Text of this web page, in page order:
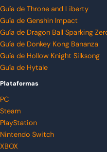
Guía de Throne and Liberty
Guía de Genshin Impact
Guía de Dragon Ball Sparking
Guía de Donkey Kong Bananza
Guía de Hollow Knight Silksong
Guía de Hytale
Plataformas
PC
Steam
PlayStation
Nintendo Switch
XBOX